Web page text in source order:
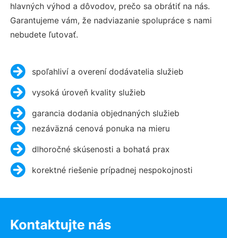
hlavných výhod a dôvodov, prečo sa obrátiť na nás.
Garantujeme vám, že nadviazanie spolupráce s nami
nebudete ľutovať.
spoľahliví a overení dodávatelia služieb
vysoká úroveň kvality služieb
garancia dodania objednaných služieb
nezáväzná cenová ponuka na mieru
dlhoročné skúsenosti a bohatá prax
korektné riešenie prípadnej nespokojnosti
Kontaktujte nás